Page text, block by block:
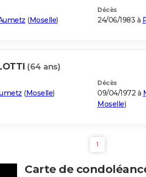
(Moselle)
Décès
24/06/1983 à
(64 ans)
(Moselle)
Décès
09/04/1972 à
Moselle)
1
Carte de